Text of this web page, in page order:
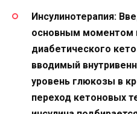
Инсулинотерапия:
основным моментом
диабетического
вводимый
уровень глюкозы в
переход кетоновых